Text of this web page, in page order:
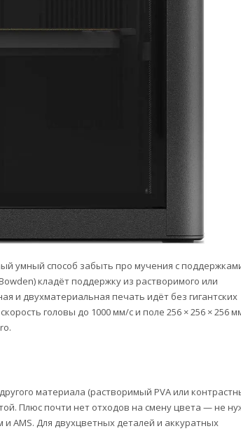
умный способ забыть про мучения с
кладёт поддержку из растворимого или
и двухматериальная печать идёт без гигантских
головы до 1000 мм/с и поле 256 × 256 × 256
материала (растворимый PVA или
Плюс почти нет отходов на смену цвета — не
AMS. Для двухцветных деталей и аккуратных